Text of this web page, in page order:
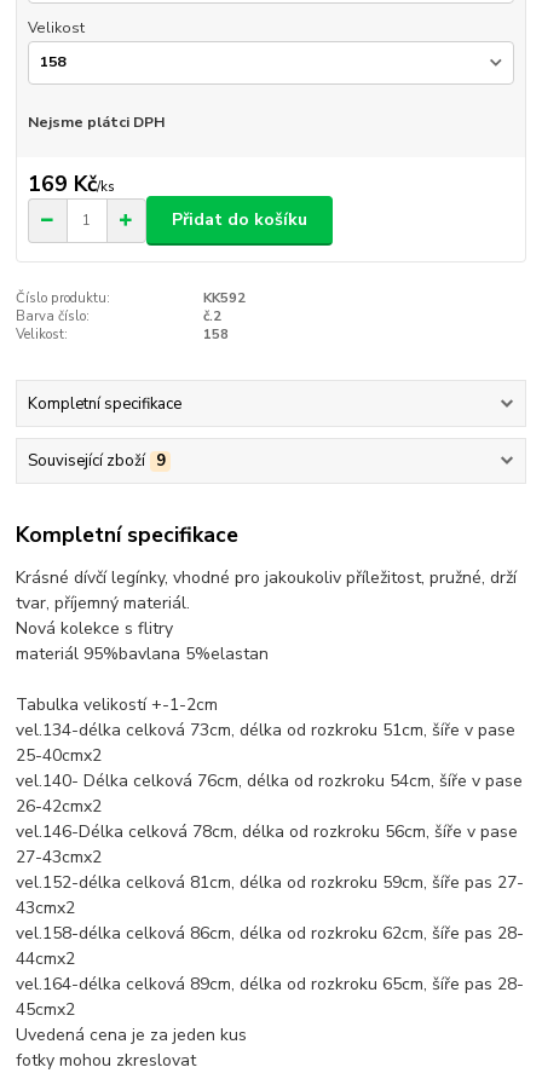
Velikost
Nejsme plátci DPH
169 Kč/ks
Přidat do košíku
Číslo produktu:
KK592
Barva číslo:
č.2
Velikost:
158
Kompletní specifikace
Související zboží 9
Kompletní specifikace
Krásné dívčí legínky, vhodné pro jakoukoliv příležitost, pružné, drží
tvar, příjemný materiál.
Nová kolekce s flitry
materiál 95%bavlana 5%elastan
Tabulka velikostí +-1-2cm
vel.134-délka celková 73cm, délka od rozkroku 51cm, šíře v pase
25-40cmx2
vel.140- Délka celková 76cm, délka od rozkroku 54cm, šíře v pase
26-42cmx2
vel.146-Délka celková 78cm, délka od rozkroku 56cm, šíře v pase
27-43cmx2
vel.152-délka celková 81cm, délka od rozkroku 59cm, šíře pas 27-
43cmx2
vel.158-délka celková 86cm, délka od rozkroku 62cm, šíře pas 28-
44cmx2
vel.164-délka celková 89cm, délka od rozkroku 65cm, šíře pas 28-
45cmx2
Uvedená cena je za jeden kus
fotky mohou zkreslovat